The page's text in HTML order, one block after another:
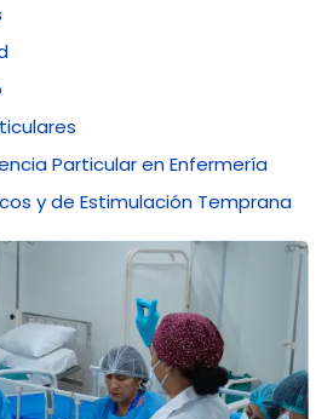
Particular en Enfermería
y de Estimulación Temprana